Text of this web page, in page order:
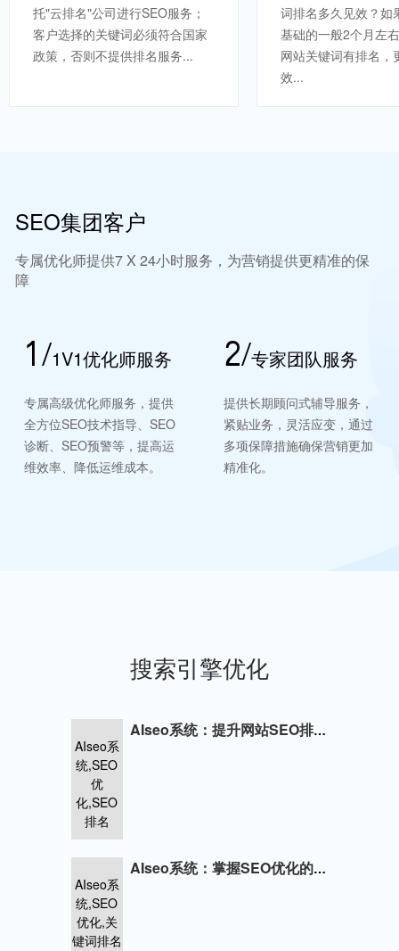
托"云排名"公司进行SEO服务；
客户选择的关键词必须符合国家
政策，否则不提供排名服务...
词排名多久见效？如
基础的一般2个月左
网站关键词有排名，
效...
SEO集团客户
专属优化师提供7 X 24小时服务，为营销提供更精准的保
障
1/1V1优化师服务
专属高级优化师服务，提供
全方位SEO技术指导、SEO
诊断、SEO预警等，提高运
维效率、降低运维成本。
2/专家团队服务
提供长期顾问式辅导服务，
紧贴业务，灵活应变，通过
多项保障措施确保营销更加
精准化。
搜索引擎优化
AIseo系
统,SEO
优
化,SEO
排名
AIseo系统：提升网站SEO排名的全面解决方案
AIseo系
统,SEO
优化,关
键词排名
AIseo系统：掌握SEO优化的金钥匙